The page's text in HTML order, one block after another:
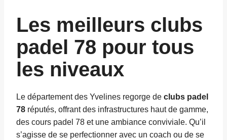
Les meilleurs clubs
padel 78 pour tous
les niveaux
Le département des Yvelines regorge de clubs padel
78 réputés, offrant des infrastructures haut de gamme,
des cours padel 78 et une ambiance conviviale. Qu’il
s’agisse de se perfectionner avec un coach ou de se